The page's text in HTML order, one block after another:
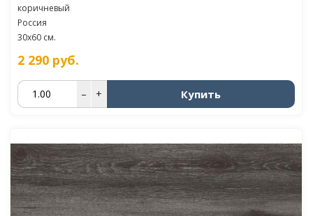
коричневый
Россия
30x60 см.
2 290 руб.
– + Купить